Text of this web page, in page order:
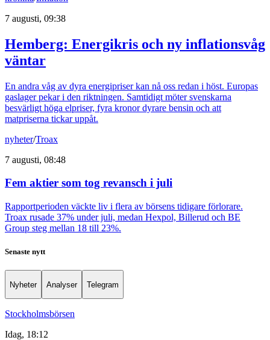
7 augusti, 09:38
Hemberg: Energikris och ny inflationsvåg
väntar
En andra våg av dyra energipriser kan nå oss redan i höst. Europas
gaslager pekar i den riktningen. Samtidigt möter svenskarna
besvärligt höga elpriser, fyra kronor dyrare bensin och att
matpriserna tickar uppåt.
nyheter/Troax
7 augusti, 08:48
Fem aktier som tog revansch i juli
Rapportperioden väckte liv i flera av börsens tidigare förlorare.
Troax rusade 37% under juli, medan Hexpol, Billerud och BE
Group steg mellan 18 till 23%.
Senaste nytt
Nyheter Analyser Telegram
Stockholmsbörsen
Idag, 18:12